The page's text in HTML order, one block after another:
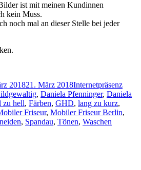
ist mit meinen Kundinnen
kein Muss.
noch mal an dieser Stelle bei jeder
201821. März 2018Kategorien
Internetpräsenz
, Daniela Pfenninger, Daniela
zu hell, Färben, GHD, lang zu kurz,
Friseur, Mobiler Friseur Berlin,
, Spandau, Tönen, Waschen